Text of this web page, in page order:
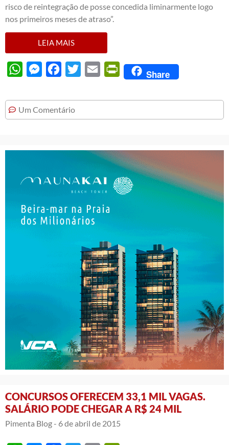
risco de reintegração de posse concedida liminarmente logo
nos primeiros meses de atraso”.
LEIA MAIS
WhatsAppMessengerFacebook
Twitter Email PrintFriendly
Share
Um Comentário
CONCURSOS OFERECEM 33,1 MIL VAGAS.
SALÁRIO PODE CHEGAR A R$ 24 MIL
Pimenta Blog - 6 de abril de 2015